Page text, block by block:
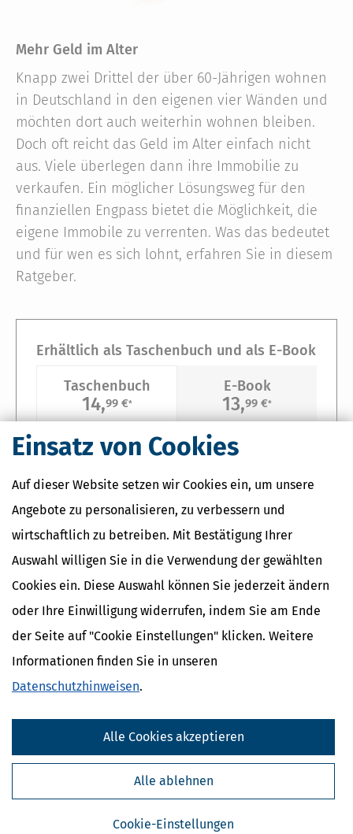
Einsatz von Cookies
Auf dieser Website setzen wir Cookies ein, um unsere
Angebote zu personalisieren, zu verbessern und
wirtschaftlich zu betreiben. Mit Bestätigung Ihrer
Auswahl willigen Sie in die Verwendung der gewählten
Cookies ein. Diese Auswahl können Sie jederzeit ändern
oder Ihre Einwilligung widerrufen, indem Sie am Ende
der Seite auf "Cookie Einstellungen" klicken. Weitere
Informationen finden Sie in unseren
Datenschutzhinweisen.
Cookie-Einstellungen
Alle ablehnen
Alle Cookies akzeptieren
Mehr Geld im Alter
Knapp zwei Drittel der über 60-Jährigen wohnen
in Deutschland in den eigenen vier Wänden und
möchten dort auch weiterhin wohnen bleiben.
Doch oft reicht das Geld im Alter einfach nicht
aus. Viele überlegen dann ihre Immobilie zu
verkaufen. Ein möglicher Lösungsweg für den
finanziellen Engpass bietet die Möglichkeit, die
eigene Immobile zu verrenten. Was das bedeutet
und für wen es sich lohnt, erfahren Sie in diesem
Ratgeber.
Erhältlich als Taschenbuch und als E-Book
Taschenbuch
14,99 €*
E-Book
13,99 €*
2. Auflage
DIN A 5, broschiert
72 Seiten
In den Warenkorb
*Preise inkl. gesetzl. MwSt.
Sofort lieferbar
zzgl. Versandkosten 1,95 €; bei Auslandsversand plus 2 €.
Immobilien verkaufen oder verrenten?
Inhaltsverzeichnis